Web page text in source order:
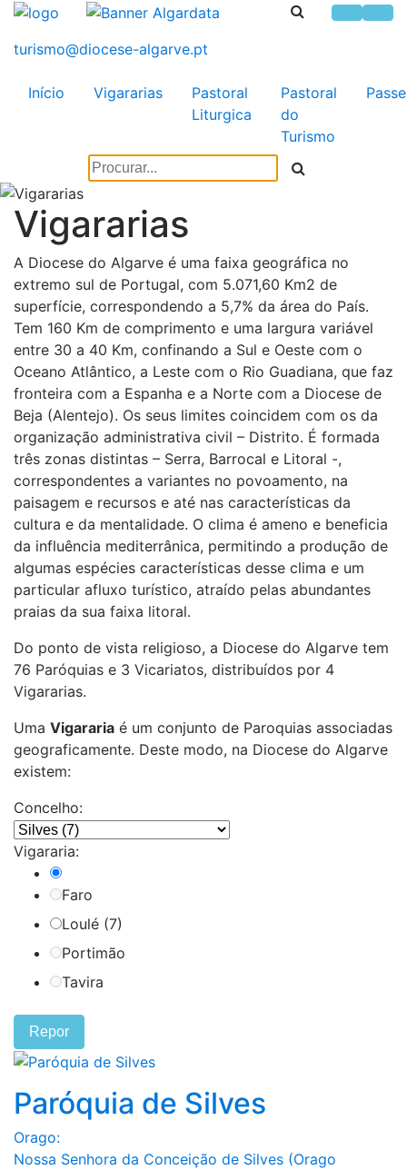
Início Vigararias
Pastoral
Liturgica
Pastoral
do
Turismo
Vigararias
A Diocese do Algarve é uma faixa geográfica no
extremo sul de Portugal, com 5.071,60 Km2 de
superfície, correspondendo a 5,7% da área do País.
Tem 160 Km de comprimento e uma largura variável
entre 30 a 40 Km, confinando a Sul e Oeste com o
Oceano Atlântico, a Leste com o Rio Guadiana, que faz
fronteira com a Espanha e a Norte com a Diocese de
Beja (Alentejo). Os seus limites coincidem com os da
organização administrativa civil – Distrito. É formada
três zonas distintas – Serra, Barrocal e Litoral -,
correspondentes a variantes no povoamento, na
paisagem e recursos e até nas características da
cultura e da mentalidade. O clima é ameno e beneficia
da influência mediterrânica, permitindo a produção de
algumas espécies características desse clima e um
particular afluxo turístico, atraído pelas abundantes
praias da sua faixa litoral.
Do ponto de vista religioso, a Diocese do Algarve tem
76 Paróquias e 3 Vicariatos, distribuídos por 4
Vigararias.
Uma Vigararia é um conjunto de Paroquias associadas
geograficamente. Deste modo, na Diocese do Algarve
existem:
Concelho:
Vigararia:
Faro
Loulé (7)
Portimão
Tavira
Repor
Paróquia de Silves
Orago:
Nossa Senhora da Conceição de Silves (Orago